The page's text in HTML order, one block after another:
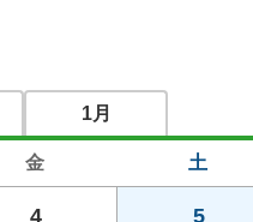
1月
金 土
4 5